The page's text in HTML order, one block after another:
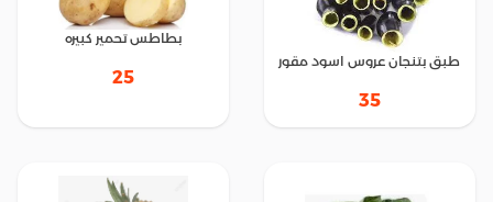
طبق بتنجان عروس اسود مقور
35
بطاطس تحمير كبيره
25